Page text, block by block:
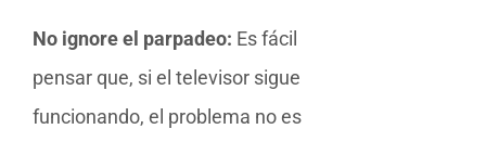
No ignore el parpadeo: Es fácil
pensar que, si el televisor sigue
funcionando, el problema no es